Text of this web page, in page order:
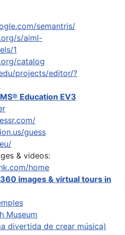
semantris/
s/aiml-
1
catalog
projects/editor/?
Education EV3
guess
& videos:
home
images & virtual tours in
Museum
divertida de crear música)